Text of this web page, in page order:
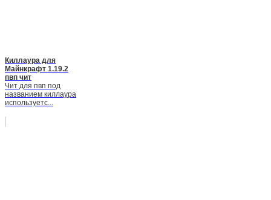
Киллаура для
Майнкрафт 1.19.2
пвп чит
Чит для пвп под
названием киллаура
используетс...